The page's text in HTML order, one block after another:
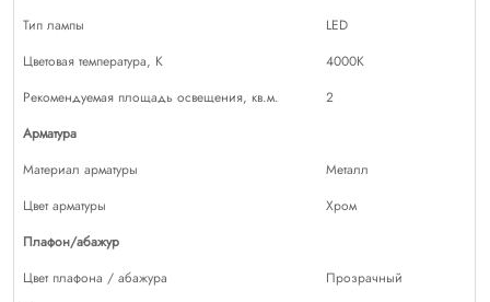
Тип лампы
LED
Цветовая температура, К
4000K
Рекомендуемая площадь освещения, кв.м.
2
Арматура
Материал арматуры
Металл
Цвет арматуры
Хром
Плафон/абажур
Цвет плафона / абажура
Прозрачный